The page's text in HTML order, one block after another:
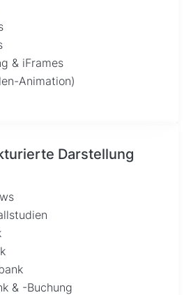
& iFrames
Animation)
Darstellung
& -Buchung